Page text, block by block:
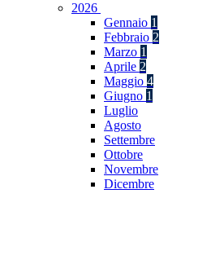
2026
Gennaio 1
Febbraio 2
Marzo 1
Aprile 2
Maggio 4
Giugno 1
Luglio
Agosto
Settembre
Ottobre
Novembre
Dicembre